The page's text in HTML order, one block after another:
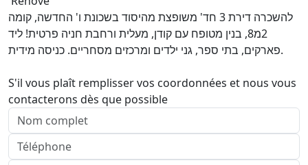
להשכרה דירת 3 חד' משופצת מהיסוד בשכונת ו' החדשה, קומה
2מ8, בנין מטופח עם קודן, מעלית ורחבת חניה פרטית! ליד
פארקים, בתי ספר, גני ילדים ומרכזים מסחריים. כניסה מידית.
S'il vous plaît remplisser vos coordonnées et nous vous
contacterons dès que possible